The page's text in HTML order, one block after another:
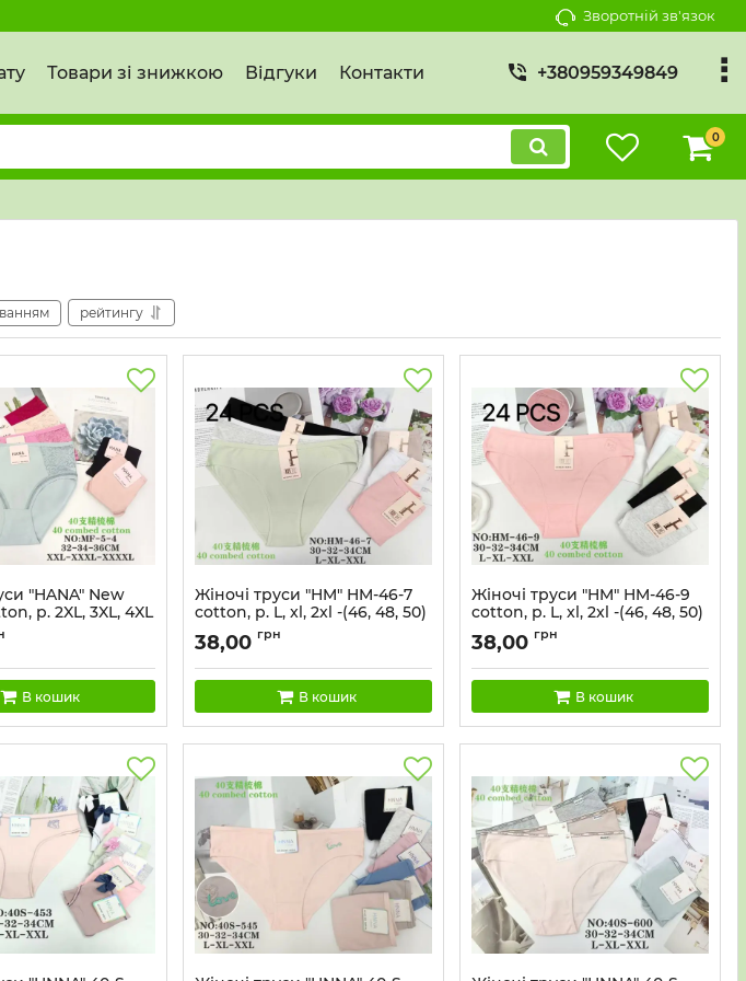
Зворотній зв'язок
Товари зі знижкою Відгуки Контакти +380959349849
0
рейтингу
"HANA" New
р. 2XL, 3XL, 4XL
-асорті -
з мереживом)
В кошик
Жіночі труси "HM" HM-46-7
cotton, р. L, xl, 2xl -(46, 48, 50)
-асорті -(Однотонні +збоку
великі літери +HS та
дрібний напис) -уп. 24 шт
38,00 грн
В кошик
Жіночі труси "HM" HM-46-9
cotton, р. L, xl, 2xl -(46, 48, 50)
-асорті -(Однотонні + збоку в
квадраті напис Love) -уп. 24
шт
38,00 грн
В кошик